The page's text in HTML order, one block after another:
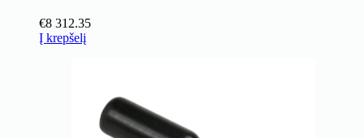
€8 312.35
Į krepšelį